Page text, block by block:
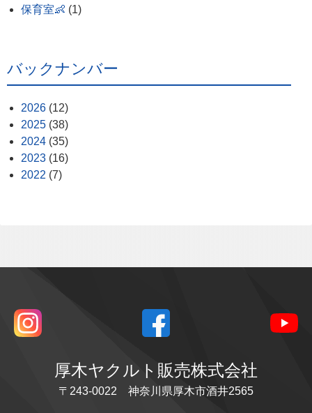
保育室👶 (1)
バックナンバー
2026 (12)
2025 (38)
2024 (35)
2023 (16)
2022 (7)
厚木ヤクルト販売株式会社
〒243-0022 神奈川県厚木市酒井2565